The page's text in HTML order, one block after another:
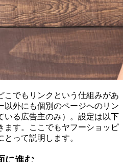
こでもリンクという仕組みがあ
以外にも個別のページへのリン
いる広告主のみ）。設定は以下
ます。ここでもヤフーショッピ
って説明します。
に進む